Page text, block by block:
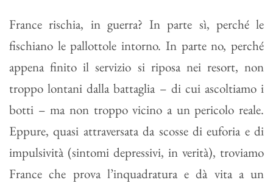
France rischia, in guerra? In parte sì, perché le
fischiano le pallottole intorno. In parte no, perché
appena finito il servizio si riposa nei resort, non
troppo lontani dalla battaglia – di cui ascoltiamo i
botti – ma non troppo vicino a un pericolo reale.
Eppure, quasi attraversata da scosse di euforia e di
impulsività (sintomi depressivi, in verità), troviamo
France che prova l’inquadratura e dà vita a un